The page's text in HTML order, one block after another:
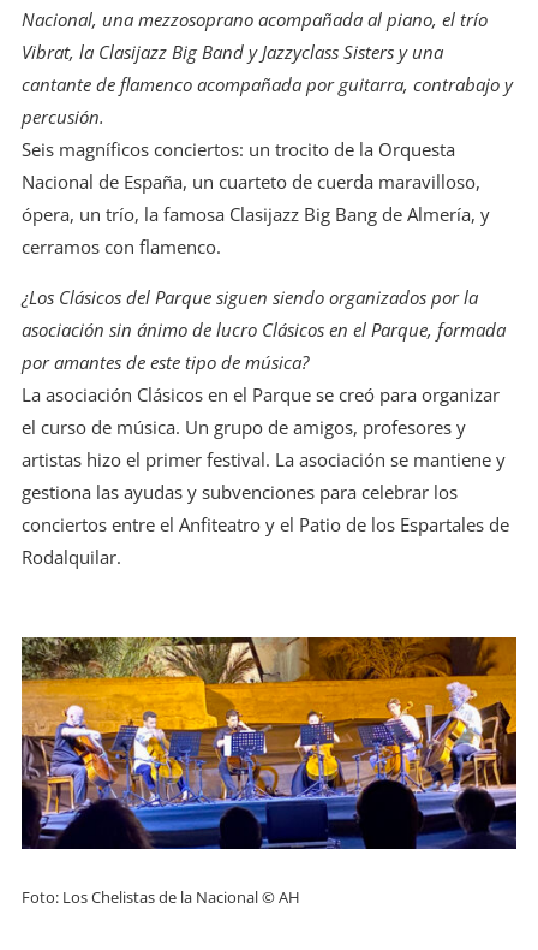
Nacional, una mezzosoprano acompañada al piano, el trío
Vibrat, la Clasijazz Big Band y Jazzyclass Sisters y una
cantante de flamenco acompañada por guitarra, contrabajo y
percusión.
Seis magníficos conciertos: un trocito de la Orquesta
Nacional de España, un cuarteto de cuerda maravilloso,
ópera, un trío, la famosa Clasijazz Big Bang de Almería, y
cerramos con flamenco.
¿Los Clásicos del Parque siguen siendo organizados por la
asociación sin ánimo de lucro Clásicos en el Parque, formada
por amantes de este tipo de música?
La asociación Clásicos en el Parque se creó para organizar
el curso de música. Un grupo de amigos, profesores y
artistas hizo el primer festival. La asociación se mantiene y
gestiona las ayudas y subvenciones para celebrar los
conciertos entre el Anfiteatro y el Patio de los Espartales de
Rodalquilar.
Foto: Los Chelistas de la Nacional © AH